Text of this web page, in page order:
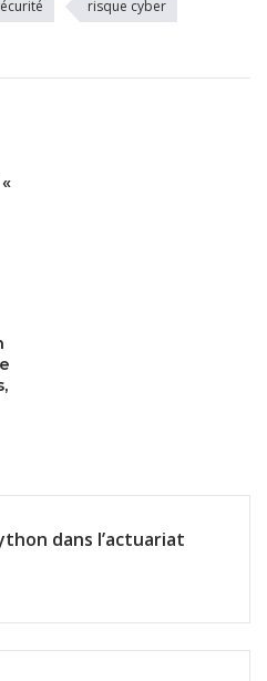
risque cyber
dans l’actuariat